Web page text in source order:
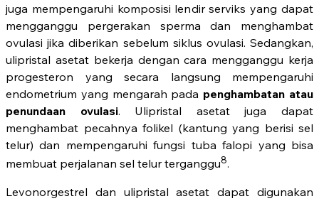
juga mempengaruhi komposisi lendir serviks yang dapat
mengganggu pergerakan sperma dan menghambat
ovulasi jika diberikan sebelum siklus ovulasi. Sedangkan,
ulipristal asetat bekerja dengan cara mengganggu kerja
progesteron yang secara langsung mempengaruhi
endometrium yang mengarah pada penghambatan atau
penundaan ovulasi. Ulipristal asetat juga dapat
menghambat pecahnya folikel (kantung yang berisi sel
telur) dan mempengaruhi fungsi tuba falopi yang bisa
membuat perjalanan sel telur terganggu8.
Levonorgestrel dan ulipristal asetat dapat digunakan